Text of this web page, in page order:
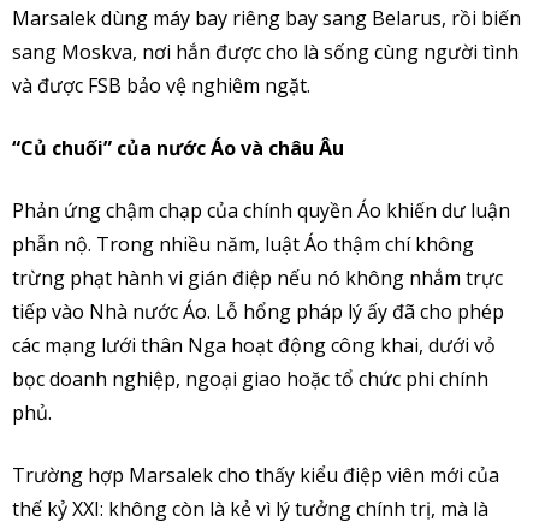
Marsalek dùng máy bay riêng bay sang Belarus, rồi biến
sang Moskva, nơi hắn được cho là sống cùng người tình
và được FSB bảo vệ nghiêm ngặt.
“Củ chuối” của nước Áo và châu Âu
Phản ứng chậm chạp của chính quyền Áo khiến dư luận
phẫn nộ. Trong nhiều năm, luật Áo thậm chí không
trừng phạt hành vi gián điệp nếu nó không nhắm trực
tiếp vào Nhà nước Áo. Lỗ hổng pháp lý ấy đã cho phép
các mạng lưới thân Nga hoạt động công khai, dưới vỏ
bọc doanh nghiệp, ngoại giao hoặc tổ chức phi chính
phủ.
Trường hợp Marsalek cho thấy kiểu điệp viên mới của
thế kỷ XXI: không còn là kẻ vì lý tưởng chính trị, mà là